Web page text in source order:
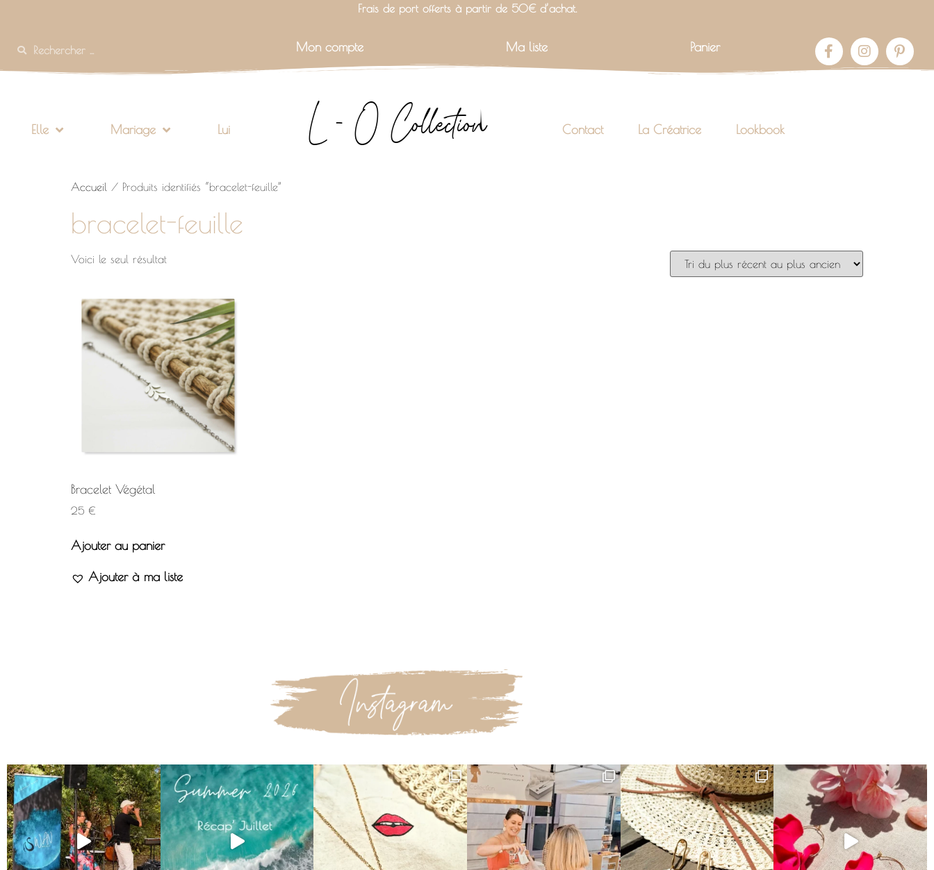
Frais de port offerts à partir de 50€ d’achat.
Mon compte Ma liste Panier
Elle Mariage Lui L - O Collection Contact La Créatrice Lookbook
Accueil / Produits identifiés “bracelet-feuille”
bracelet-feuille
Voici le seul résultat
Bracelet Végétal
25 €
Ajouter au panier
Ajouter à ma liste